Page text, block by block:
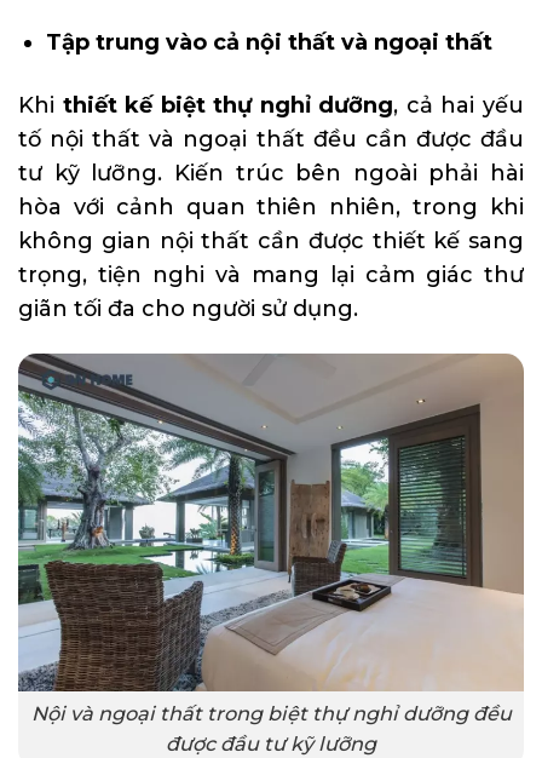
Tập trung vào cả nội thất và ngoại thất
Khi thiết kế biệt thự nghỉ dưỡng, cả hai yếu
tố nội thất và ngoại thất đều cần được đầu
tư kỹ lưỡng. Kiến trúc bên ngoài phải hài
hòa với cảnh quan thiên nhiên, trong khi
không gian nội thất cần được thiết kế sang
trọng, tiện nghi và mang lại cảm giác thư
giãn tối đa cho người sử dụng.
Nội và ngoại thất trong biệt thự nghỉ dưỡng đều
được đầu tư kỹ lưỡng